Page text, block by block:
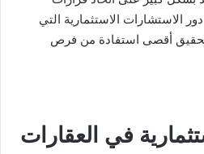
الاستشارات الاستثمارية التي
لتحقيق أقصى استفادة من فرص
في العقارات